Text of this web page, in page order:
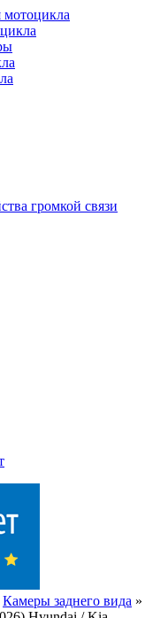
громкой связи
Камеры заднего вида »